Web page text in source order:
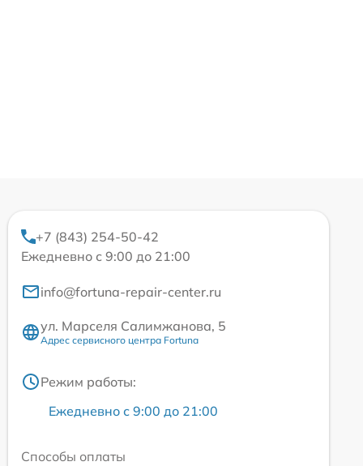
+7 (843) 254-50-42
Ежедневно с 9:00 до 21:00
info@fortuna-repair-center.ru
ул. Марселя Салимжанова, 5
Адрес сервисного центра Fortuna
Режим работы:
Ежедневно с 9:00 до 21:00
Способы оплаты